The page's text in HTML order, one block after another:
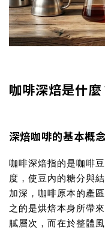
咖啡深焙是什
深焙咖啡的基本概
咖啡深焙指的是咖啡
度，使豆內的糖分與
加深，咖啡原本的產
之的是烘焙本身所帶
膩層次，而在於整體